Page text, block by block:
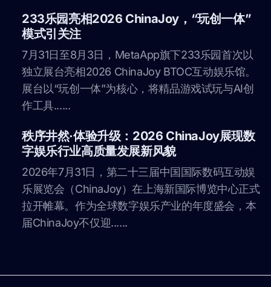
233乐园亮相2026 ChinaJoy，“玩创一体”
模式引关注
7月31日至8月3日，MetaApp旗下233乐园首次以
独立展台亮相2026 ChinaJoy BTOC互动娱乐馆。
展台以“玩创一体”为核心，将精品游戏试玩与AI创
作工具......
秩序井然·体验升级：2026 ChinaJoy展现数
字娱乐行业高质量发展新风貌
2026年7月31日，第二十三届中国国际数码互动娱
乐展览会（ChinaJoy）在上海新国际博览中心正式
拉开帷幕。作为全球数字娱乐产业的年度盛会，本
届ChinaJoy不仅迎......